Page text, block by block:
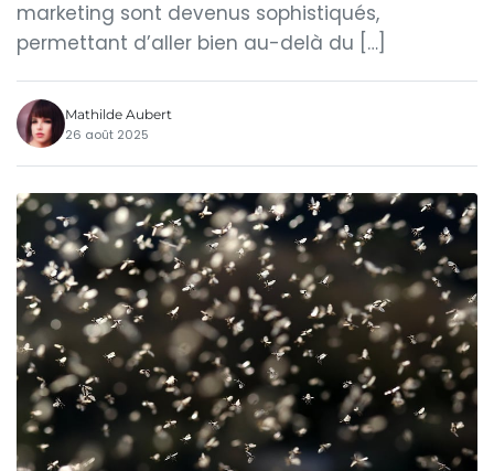
marketing sont devenus sophistiqués,
permettant d’aller bien au-delà du […]
Mathilde Aubert
26 août 2025